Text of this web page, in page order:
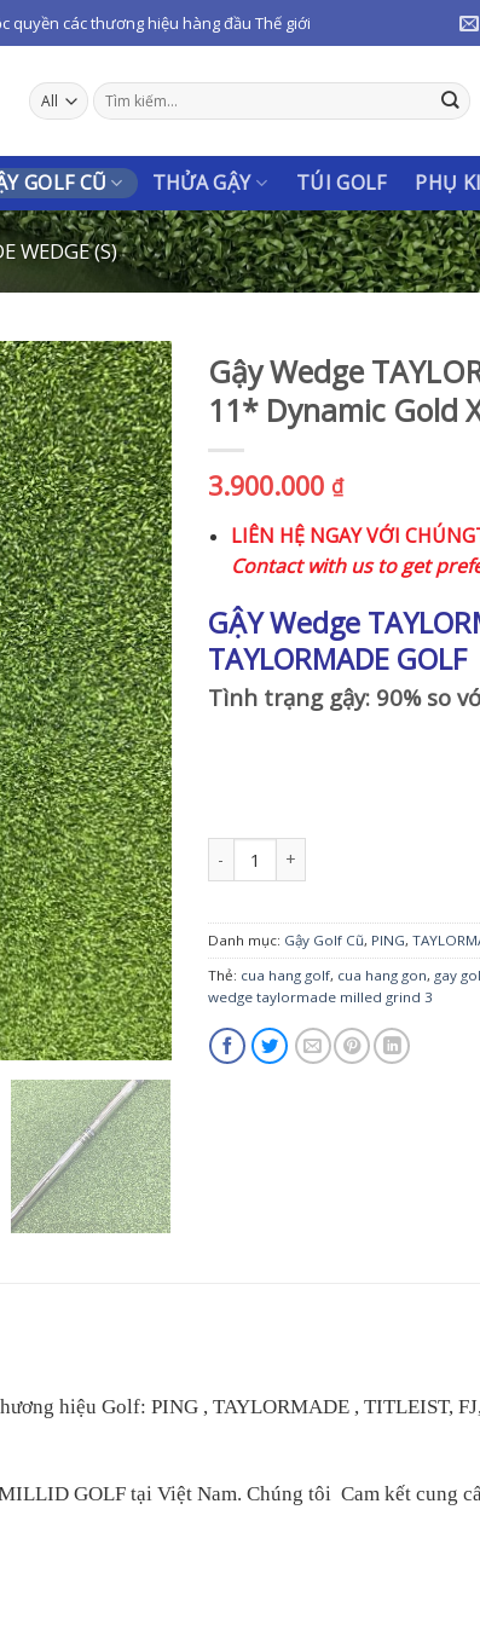
các thương hiệu hàng đầu Thế giới
Tìm
kiếm:
GOLF CŨ THỬA GẬY TÚI GOLF PHỤ
WEDGE (S)
Gậy Wedge
11* Dynamic Gold
3.900.000 ₫
LIÊN HỆ NGAY VỚI
Contact with us to get
GẬY Wedge
TAYLORMADE GOLF
Tình trạng gậy: 90% so
Gậy Wedge TAYLORMADE MILLED
Danh mục: Gậy Golf Cũ, PING,
Thẻ: cua hang golf, cua hang gon, gay
wedge taylormade milled grind 3
hiệu Golf: PING , TAYLORMADE , TITLEIST,
GOLF tại Việt Nam. Chúng tôi Cam kết cung